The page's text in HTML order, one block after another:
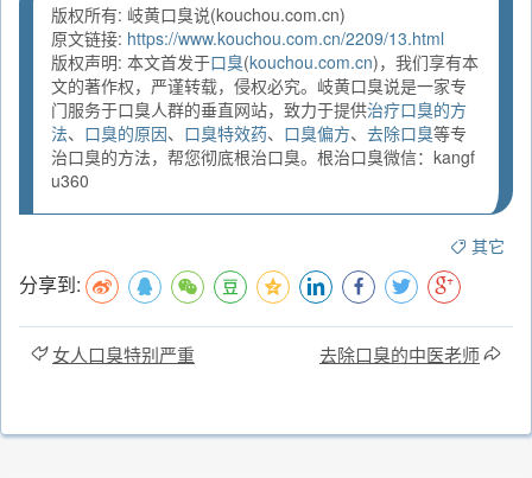
版权所有: 岐黄口臭说(kouchou.com.cn)
原文链接: https://www.kouchou.com.cn/2209/13.html
版权声明: 本文首发于口臭(kouchou.com.cn)，我们享有本
文的著作权，严谨转载，侵权必究。岐黄口臭说是一家专
门服务于口臭人群的垂直网站，致力于提供治疗口臭的方
法、 口臭的原因、 口臭特效药、 口臭偏方、 去除口臭等专
治口臭的方法，帮您彻底根治口臭。根治口臭微信：kangf
u360
其它
分享到:
女人口臭特别严重 去除口臭的中医老师